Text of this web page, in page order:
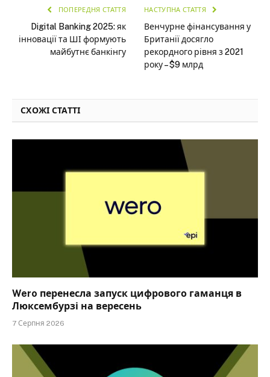
ПОПЕРЕДНЯ СТАТТЯ
Digital Banking 2025: як
інновації та ШІ формують
майбутнє банкінгу
НАСТУПНА СТАТТЯ
Венчурне фінансування у
Британії досягло
рекордного рівня з 2021
року – $9 млрд
СХОЖІ СТАТТІ
Wero перенесла запуск цифрового гаманця в
Люксембурзі на вересень
7 Серпня 2026